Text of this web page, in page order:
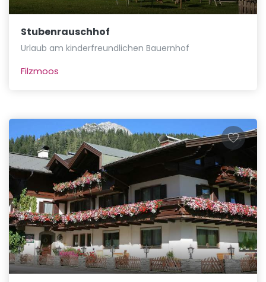
Stubenrauschhof
Urlaub am kinderfreundlichen Bauernhof
Filzmoos